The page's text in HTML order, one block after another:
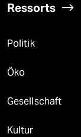
Ressorts
Politik
Öko
Gesellschaft
Kultur